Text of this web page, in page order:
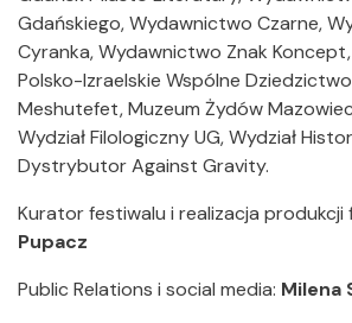
Gdańskiego, Wydawnictwo Czarne,
Cyranka, Wydawnictwo Znak
Polsko-Izraelskie Wspólne
Meshutefet, Muzeum Żydów
Wydział Filologiczny UG, Wydział
Dystrybutor Against Gravity.
Kurator festiwalu i realizacja produkcji
Pupacz
Public Relations i social media: Milena